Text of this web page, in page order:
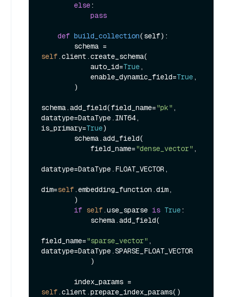
else:
pass
def build_collection(self):
self.client.create_schema(
            auto_id=
True,
            enable_dynamic_field=
True,
schema.add_field(field_name="pk" ,
datatype=DataType.INT64,
is_primary=True)
            field_name=
"dense_vector" ,
datatype=DataType.FLOAT_VECTOR,
dim=self.embedding_function.dim,
if self.use_sparse is True:
field_name="sparse_vector" ,
datatype=DataType.SPARSE_FLOAT_VECTOR
self.client.prepare_index_params()